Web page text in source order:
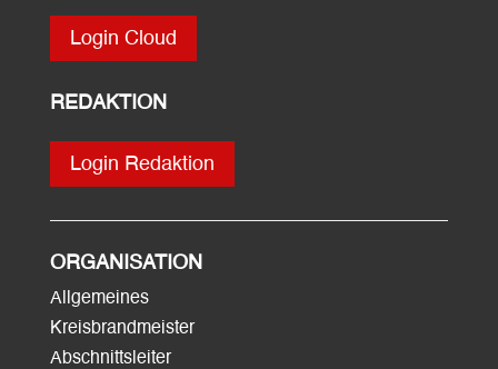
Login Cloud
REDAKTION
Login Redaktion
ORGANISATION
Allgemeines
Kreisbrandmeister
Abschnittsleiter